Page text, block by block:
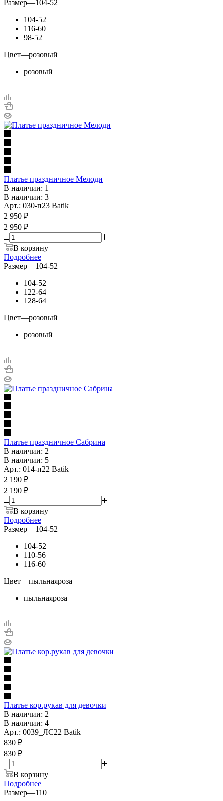
Размер—104-52
104-52
116-60
98-52
Цвет—розовый
розовый
Платье праздничное Мелоди
В наличии: 1
В наличии: 3
Арт.: 030-п23 Batik
2 950 ₽
2 950 ₽
В корзину
Подробнее
Размер—104-52
104-52
122-64
128-64
Цвет—розовый
розовый
Платье праздничное Сабрина
В наличии: 2
В наличии: 5
Арт.: 014-п22 Batik
2 190 ₽
2 190 ₽
В корзину
Подробнее
Размер—104-52
104-52
110-56
116-60
Цвет—пыльнаяроза
пыльнаяроза
Платье кор.рукав для девочки
В наличии: 2
В наличии: 4
Арт.: 0039_ЛС22 Batik
830 ₽
830 ₽
В корзину
Подробнее
Размер—110